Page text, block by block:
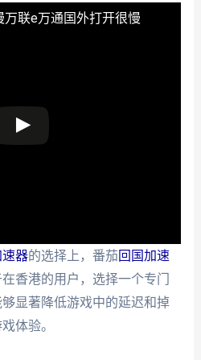
万联e万通国外打开很慢
器的选择上，番茄回国加速
香港的用户，选择一个专门
显著降低游戏中的延迟和掉
体验。